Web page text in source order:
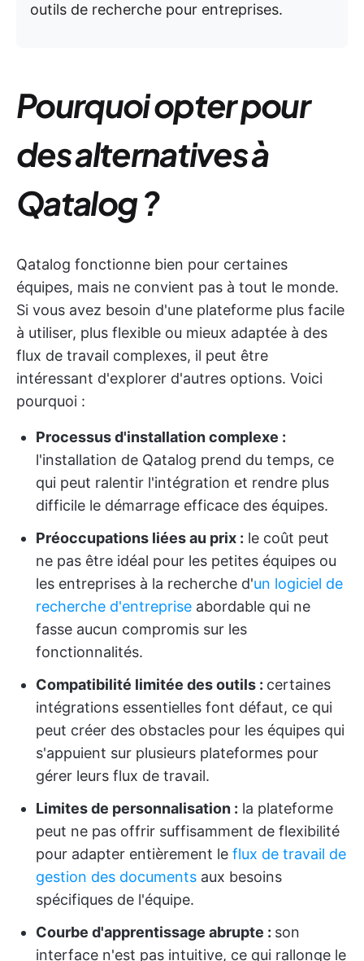
outils de recherche pour entreprises.
Pourquoi opter pour
des alternatives à
Qatalog ?
Qatalog fonctionne bien pour certaines
équipes, mais ne convient pas à tout le monde.
Si vous avez besoin d'une plateforme plus facile
à utiliser, plus flexible ou mieux adaptée à des
flux de travail complexes, il peut être
intéressant d'explorer d'autres options. Voici
pourquoi :
Processus d'installation complexe :
l'installation de Qatalog prend du temps, ce
qui peut ralentir l'intégration et rendre plus
difficile le démarrage efficace des équipes.
Préoccupations liées au prix : le coût peut
ne pas être idéal pour les petites équipes ou
les entreprises à la recherche d'un logiciel de
recherche d'entreprise abordable qui ne
fasse aucun compromis sur les
fonctionnalités.
Compatibilité limitée des outils : certaines
intégrations essentielles font défaut, ce qui
peut créer des obstacles pour les équipes qui
s'appuient sur plusieurs plateformes pour
gérer leurs flux de travail.
Limites de personnalisation : la plateforme
peut ne pas offrir suffisamment de flexibilité
pour adapter entièrement le flux de travail de
gestion des documents aux besoins
spécifiques de l'équipe.
Courbe d'apprentissage abrupte : son
interface n'est pas intuitive, ce qui rallonge le